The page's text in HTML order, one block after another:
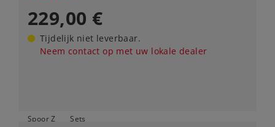
229,00 €
Tijdelijk niet leverbaar.
Neem contact op met uw lokale dealer
Spoor Z Sets